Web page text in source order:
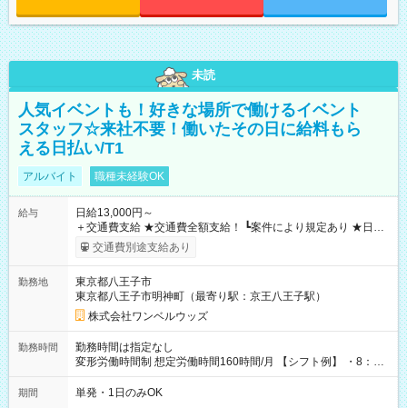
未読
人気イベントも！好きな場所で働けるイベント
スタッフ☆来社不要！働いたその日に給料もら
える日払い/T1
アルバイト 職種未経験OK
給与
日給13,000円～
＋交通費支給 ★交通費全額支給！ ┗案件により規定あり ★日払
いOK！（規定あり） ┗働いたその日に現金GET♪ お仕事後はコ
ンビニATMから 日払い分を引き落とせます！ 【試用期間】試
交通費別途支給あり
勤務地
東京都八王子市
東京都八王子市明神町（最寄り駅：京王八王子駅）
株式会社ワンベルウッズ
勤務時間
勤務時間は指定なし
変形労働時間制 想定労働時間160時間/月 【シフト例】 ・8：00
～21：00
期間 単発・1日のみOK